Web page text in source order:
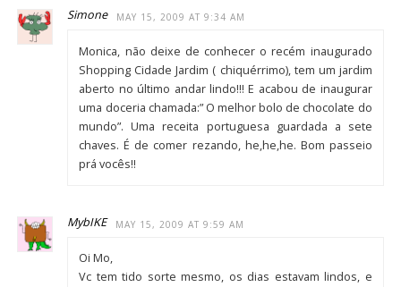
Simone MAY 15, 2009 AT 9:34 AM
Monica, não deixe de conhecer o recém inaugurado
Shopping Cidade Jardim ( chiquérrimo), tem um jardim
aberto no último andar lindo!!! E acabou de inaugurar
uma doceria chamada:” O melhor bolo de chocolate do
mundo”. Uma receita portuguesa guardada a sete
chaves. É de comer rezando, he,he,he. Bom passeio
prá vocês!!
MybIKE MAY 15, 2009 AT 9:59 AM
Oi Mo,
Vc tem tido sorte mesmo, os dias estavam lindos, e